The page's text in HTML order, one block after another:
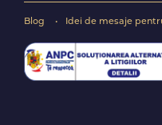
Blog Idei de mesaje